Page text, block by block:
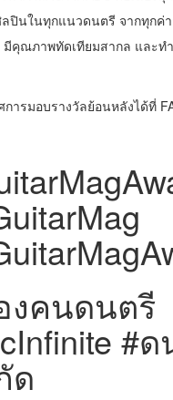
ปินในทุกแนวดนตรี จากทุกค่
คุณภาพทัดเทียมสากล และท
ารมอบรางวัลย้อนหลังได้ที่
งคนดนตรี
#
ด